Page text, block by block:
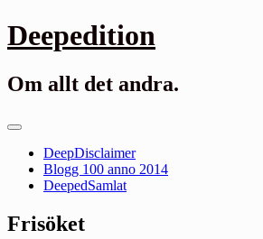
Gå
till
Deepedition
Om allt det andra.
Primär
DeepDisclaimer
Blogg 100 anno 2014
DeepedSamlat
Frisöket